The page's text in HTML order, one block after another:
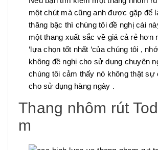
một chút mà cũng anh được gặp để
thăng bậc thì chúng tôi đề nghị cái
một thang xuất sắc về giá cả rẻ hơn
‘lựa chọn tốt nhất ‘của chúng tôi ,
không đề nghị cho sử dụng chuyên
chúng tôi cảm thấy nó không thật sự
cho sử dụng hàng ngày .
Thang nhôm rút
m